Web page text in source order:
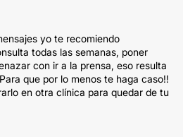
yo te recomiendo
todas las semanas, poner
con ir a la prensa, eso resulta
que por lo menos te haga caso!!
en otra clínica para quedar de tu